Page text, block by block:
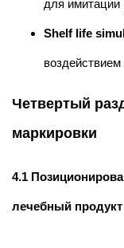
для имитации
Shelf life
Четвертый
маркировки
4.1
лечебный продукт